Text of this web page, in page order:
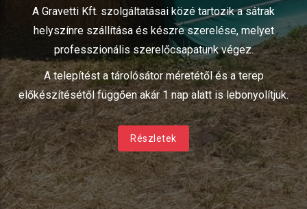
A Gravetti Kft. szolgáltatásai közé tartozik a sátrak
helyszínre szállítása és készre szerelése, melyet
professzionális szerelőcsapatunk végez.
A telepítést a tárolósátor méretétől és a terep
előkészítésétől függően akár 1 nap alatt is lebonyolítjuk.
Részletek